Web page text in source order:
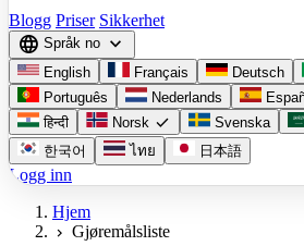
Blogg Priser Sikkerhet
language Språk no expand_more
English Français Deutsch
Português
Nederlands
हिन्दी
Norsk check Svenska
한국어
ไทย 日本語
Logg inn
Hjem
chevron_right Gjøremålsliste